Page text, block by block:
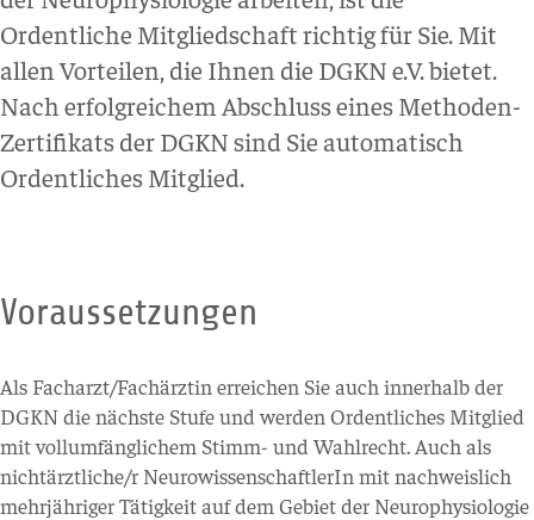
Ordentliche Mitgliedschaft richtig für Sie. Mit
allen Vorteilen, die Ihnen die DGKN e.V. bietet.
Nach erfolgreichem Abschluss eines Methoden-
Zertifikats der DGKN sind Sie automatisch
Ordentliches Mitglied.
Voraussetzungen
Als Facharzt/Fachärztin erreichen Sie auch innerhalb der
DGKN die nächste Stufe und werden Ordentliches Mitglied
mit vollumfänglichem Stimm- und Wahlrecht. Auch als
nichtärztliche/r NeurowissenschaftlerIn mit nachweislich
mehrjähriger Tätigkeit auf dem Gebiet der Neurophysiologie